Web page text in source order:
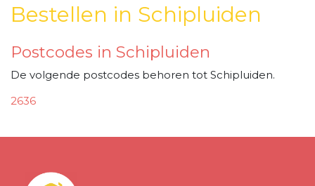
Bestellen in Schipluiden
Postcodes in Schipluiden
De volgende postcodes behoren tot Schipluiden.
2636